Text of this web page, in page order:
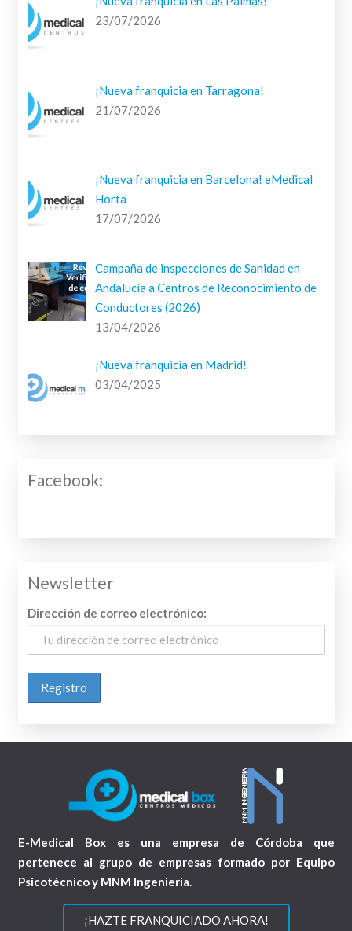
23/07/2026
¡Nueva franquicia en Tarragona!
21/07/2026
¡Nueva franquicia en Barcelona! eMedical
Horta
17/07/2026
Campaña de inspecciones de Sanidad en
Andalucía a Centros de Reconocimiento de
Conductores (2026)
13/04/2026
¡Nueva franquicia en Madrid!
03/04/2025
Facebook:
Newsletter
Dirección de correo electrónico:
E-Medical Box es una empresa de Córdoba que
pertenece al grupo de empresas formado por Equipo
Psicotécnico y MNM Ingeniería.
¡HAZTE FRANQUICIADO AHORA!